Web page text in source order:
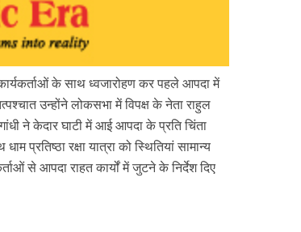
के साथ ध्वजारोहण कर पहले आपदा में
उन्होंने लोकसभा में विपक्ष के नेता राहुल
ने केदार घाटी में आई आपदा के प्रति चिंता
प्रतिष्ठा रक्षा यात्रा को स्थितियां सामान्य
से आपदा राहत कार्यों में जुटने के निर्देश दिए